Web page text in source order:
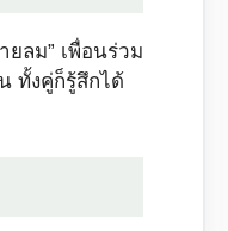
ยลม” เพื่อนร่วม
ทั้งคู่ก็รู้สึกได้